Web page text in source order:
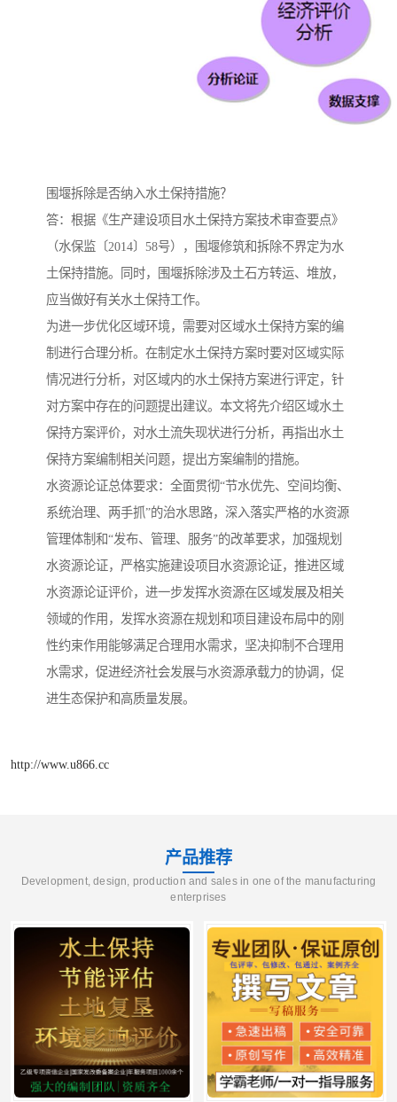
围堰拆除是否纳入水土保持措施？
答：根据《生产建设项目水土保持方案技术审查要点》
（水保监〔2014〕58号），围堰修筑和拆除不界定为水
土保持措施。同时，围堰拆除涉及土石方转运、堆放，
应当做好有关水土保持工作。
为进一步优化区域环境，需要对区域水土保持方案的编
制进行合理分析。在制定水土保持方案时要对区域实际
情况进行分析，对区域内的水土保持方案进行评定，针
对方案中存在的问题提出建议。本文将先介绍区域水土
保持方案评价，对水土流失现状进行分析，再指出水土
保持方案编制相关问题，提出方案编制的措施。
水资源论证总体要求：全面贯彻“节水优先、空间均衡、
系统治理、两手抓”的治水思路，深入落实严格的水资源
管理体制和“发布、管理、服务”的改革要求，加强规划
水资源论证，严格实施建设项目水资源论证，推进区域
水资源论证评价，进一步发挥水资源在区域发展及相关
领域的作用，发挥水资源在规划和项目建设布局中的刚
性约束作用能够满足合理用水需求，坚决抑制不合理用
水需求，促进经济社会发展与水资源承载力的协调，促
进生态保护和高质量发展。
http://www.u866.cc
产品推荐
Development, design, production and sales in one of the manufacturing
enterprises